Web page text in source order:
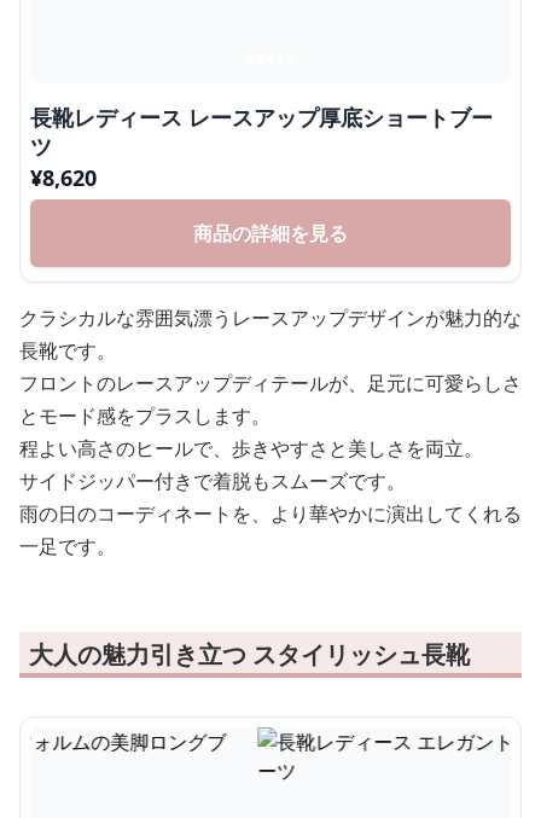
長靴レディース レースアップ厚底ショートブー
ツ
¥8,620
商品の詳細を見る
クラシカルな雰囲気漂うレースアップデザインが魅力的な
長靴です。
フロントのレースアップディテールが、足元に可愛らしさ
とモード感をプラスします。
程よい高さのヒールで、歩きやすさと美しさを両立。
サイドジッパー付きで着脱もスムーズです。
雨の日のコーディネートを、より華やかに演出してくれる
一足です。
大人の魅力引き立つ スタイリッシュ長靴